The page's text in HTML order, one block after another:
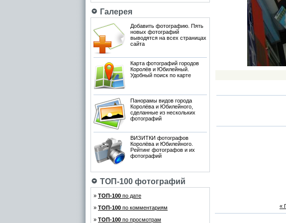
Галерея
Добавить фотографию. Пять
новых фотографий
выводятся на всех страницах
сайта
Карта фотографий городов
Королёв и Юбилейный.
Удобный поиск по карте
Панорамы видов города
Королёва и Юбилейного,
сделанные из нескольких
фотографий
ВИЗИТКИ фотографов
Королёва и Юбилейного.
Рейтинг фотографов и их
фотографий
ТОП-100 фотографий
» ТОП-100 по дате
» ТОП-100 по комментариям
» ТОП-100 по просмотрам
«